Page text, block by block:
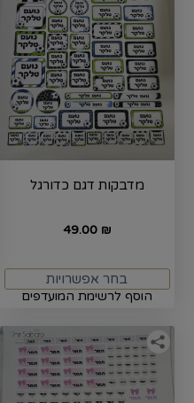
מדבקות דגם כדורגל
49.00 ₪
בחר אפשרויות
הוסף לרשימת המועדפים